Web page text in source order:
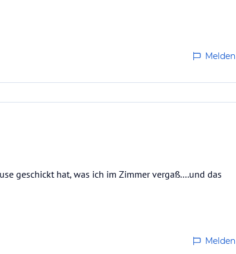
Melden
geschickt hat, was ich im Zimmer vergaß....und das
Melden